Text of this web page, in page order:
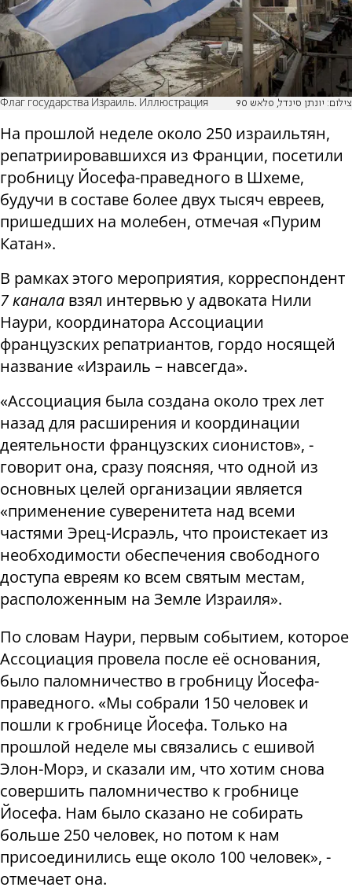
Флаг государства Израиль. Иллюстрация צילום: יונתן סינדל, פלאש 90
На прошлой неделе около 250 израильтян,
репатриировавшихся из Франции, посетили
гробницу Йосефа-праведного в Шхеме,
будучи в составе более двух тысяч евреев,
пришедших на молебен, отмечая «Пурим
Катан».
В рамках этого мероприятия, корреспондент
7 канала взял интервью у адвоката Нили
Наури, координатора Ассоциации
французских репатриантов, гордо носящей
название «Израиль – навсегда».
«Ассоциация была создана около трех лет
назад для расширения и координации
деятельности французских сионистов», -
говорит она, сразу поясняя, что одной из
основных целей организации является
«применение суверенитета над всеми
частями Эрец-Исраэль, что проистекает из
необходимости обеспечения свободного
доступа евреям ко всем святым местам,
расположенным на Земле Израиля».
По словам Наури, первым событием, которое
Ассоциация провела после её основания,
было паломничество в гробницу Йосефа-
праведного. «Мы собрали 150 человек и
пошли к гробнице Йосефа. Только на
прошлой неделе мы связались с ешивой
Элон-Морэ, и сказали им, что хотим снова
совершить паломничество к гробнице
Йосефа. Нам было сказано не собирать
больше 250 человек, но потом к нам
присоединились еще около 100 человек», -
отмечает она.